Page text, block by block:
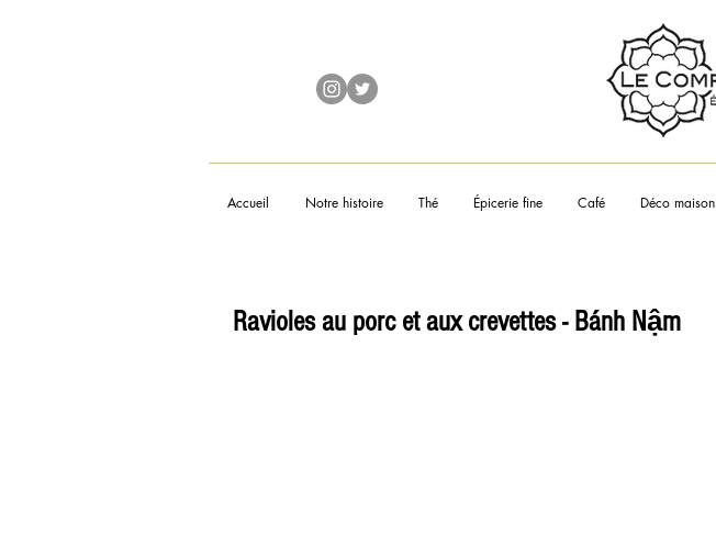
Accueil Notre histoire Thé Épicerie fine Café Déco maison
Ravioles au porc et aux crevettes - Bánh Nậm